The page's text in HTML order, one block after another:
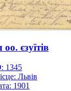
оо. єзуїтів
1345
Львів
1901